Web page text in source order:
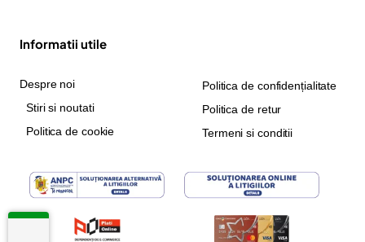
Informatii utile
Despre noi
Stiri si noutati
Politica de cookie
Politica de confidențialitate
Politica de retur
Termeni si conditii